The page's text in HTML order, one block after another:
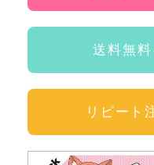
送料無料
リピート